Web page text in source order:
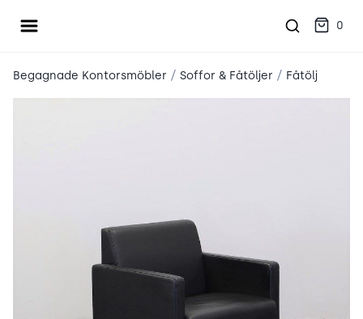
Öppna meny 0
Begagnade Kontorsmöbler / Soffor & Fåtöljer / Fåtölj